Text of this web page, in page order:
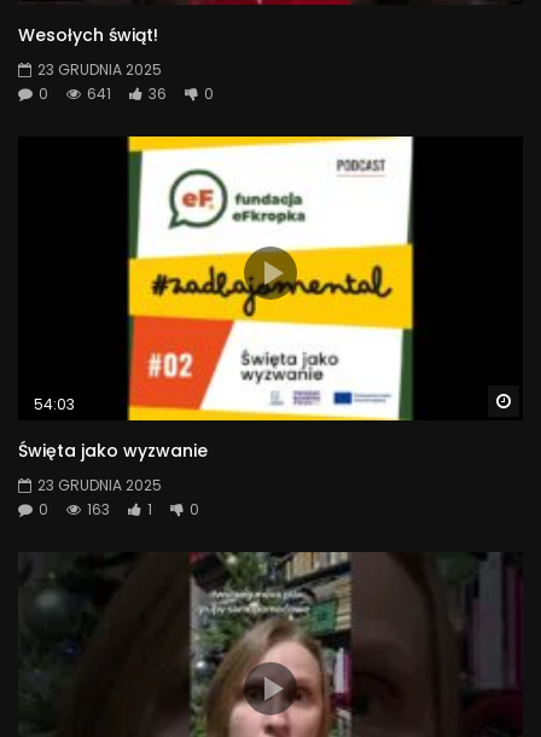
Wesołych świąt!
23 GRUDNIA 2025
0
641 36 0
54:03
Święta jako wyzwanie
23 GRUDNIA 2025
0
163 1 0